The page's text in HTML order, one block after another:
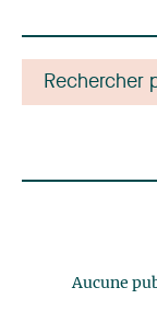
Aucune